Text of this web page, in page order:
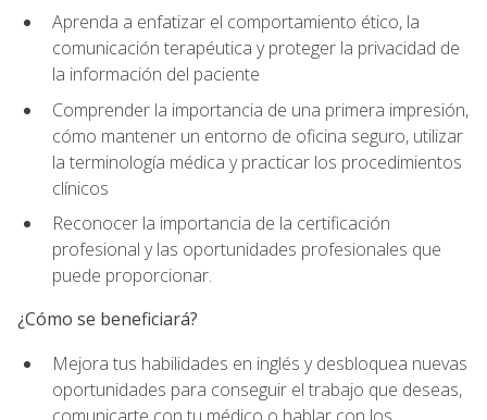
Aprenda a enfatizar el comportamiento ético, la
comunicación terapéutica y proteger la privacidad de
la información del paciente
Comprender la importancia de una primera impresión,
cómo mantener un entorno de oficina seguro, utilizar
la terminología médica y practicar los procedimientos
clínicos
Reconocer la importancia de la certificación
profesional y las oportunidades profesionales que
puede proporcionar.
¿Cómo se beneficiará?
Mejora tus habilidades en inglés y desbloquea nuevas
oportunidades para conseguir el trabajo que deseas,